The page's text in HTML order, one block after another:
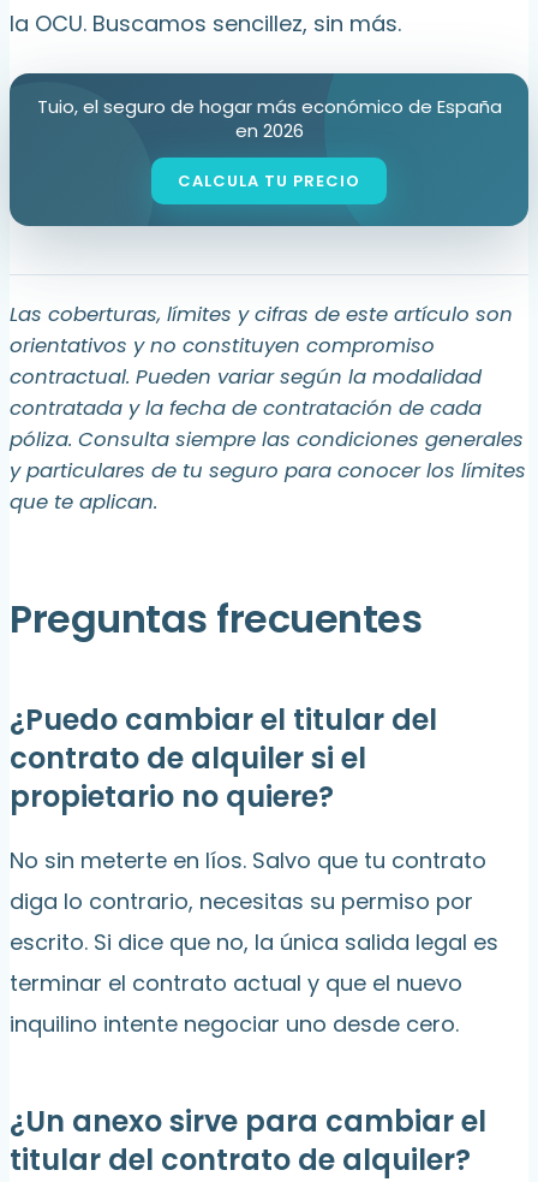
la OCU. Buscamos sencillez, sin más.
Tuio, el seguro de hogar más económico de España
en 2026
Las coberturas, límites y cifras de este artículo son
orientativos y no constituyen compromiso
contractual. Pueden variar según la modalidad
contratada y la fecha de contratación de cada
póliza. Consulta siempre las condiciones generales
y particulares de tu seguro para conocer los límites
que te aplican.
Preguntas frecuentes
¿Puedo cambiar el titular del
contrato de alquiler si el
propietario no quiere?
No sin meterte en líos. Salvo que tu contrato
diga lo contrario, necesitas su permiso por
escrito. Si dice que no, la única salida legal es
terminar el contrato actual y que el nuevo
inquilino intente negociar uno desde cero.
¿Un anexo sirve para cambiar el
titular del contrato de alquiler?